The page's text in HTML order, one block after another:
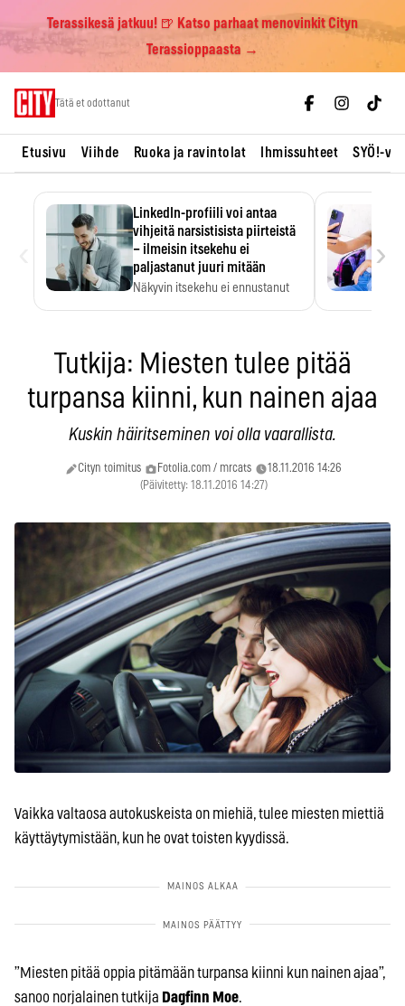
Terassikesä jatkuu! 🍺 Katso parhaat menovinkit Cityn
Terassioppaasta →
Tätä et odottanut
Etusivu Viihde Ruoka ja ravintolat Ihmissuhteet SYÖ!-
LinkedIn-profiili voi antaa
vihjeitä narsistisista piirteistä
– ilmeisin itsekehu ei
paljastanut juuri mitään
Näkyvin itsekehu ei ennustanut
›
Tutkija: Miesten tulee pitää
turpansa kiinni, kun nainen ajaa
Kuskin häiritseminen voi olla vaarallista.
Cityn toimitus Fotolia.com / mrcats 18.11.2016 14:26
(Päivitetty: 18.11.2016 14:27)
Vaikka valtaosa autokuskeista on miehiä, tulee miesten miettiä
käyttäytymistään, kun he ovat toisten kyydissä.
”Miesten pitää oppia pitämään turpansa kiinni kun nainen ajaa”,
sanoo norjalainen tutkija Dagfinn Moe.